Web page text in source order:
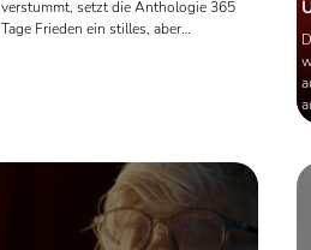
verstummt, setzt die Anthologie 365
Tage Frieden ein stilles, aber
Frieden inmitten einer Gesellschaft, die
ihn allzu oft für selbstverständlich hält.